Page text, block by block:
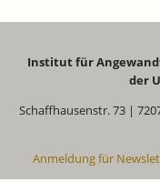
Institut für
der
Schaffhausenstr. 73 |
Anmeldung für